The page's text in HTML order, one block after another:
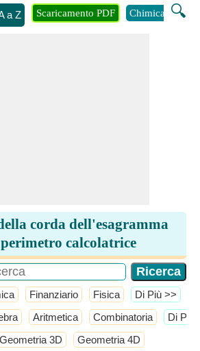
a Z 🔍
Scaricamento PDF Chimica
corda dell'esagramma
calcolatrice
Finanziario Fisica ​Di Più >>
Aritmetica Combinatoria ​Di Più
Geometria 3D Geometria 4D